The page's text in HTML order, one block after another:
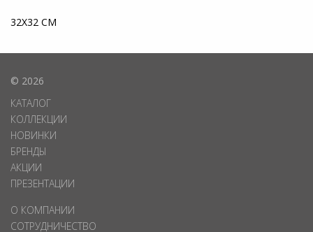
32X32 СМ
© 2026
КАТАЛОГ
КОЛЛЕКЦИИ
НОВИНКИ
БРЕНДЫ
АКЦИИ
ПРЕЗЕНТАЦИИ
О КОМПАНИИ
СОТРУДНИЧЕСТВО